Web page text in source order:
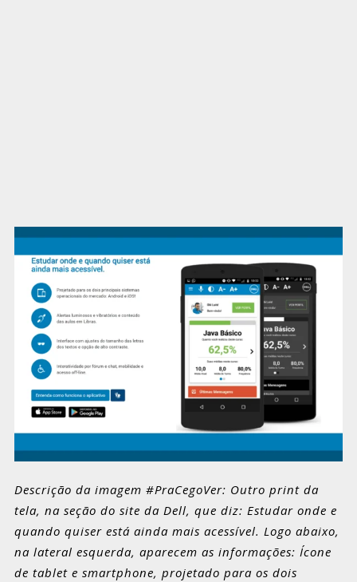
Descrição da imagem #PraCegoVer: Outro print da
tela, na seção do site da Dell, que diz: Estudar onde e
quando quiser está ainda mais acessível. Logo abaixo,
na lateral esquerda, aparecem as informações: Ícone
de tablet e smartphone, projetado para os dois